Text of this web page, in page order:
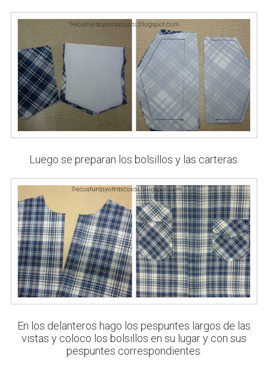
Luego se preparan los bolsillos y las carteras.
En los delanteros hago los pespuntes largos de las
vistas y coloco los bolsillos en su lugar y con sus
pespuntes correspondientes.